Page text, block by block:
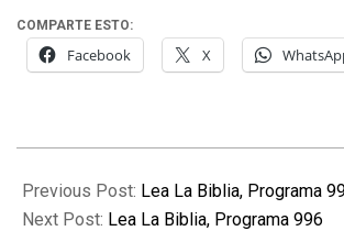
COMPARTE ESTO:
Facebook X
12-
17
Previous Post: Lea La Biblia, Programa
Next Post: Lea La Biblia, Programa 996